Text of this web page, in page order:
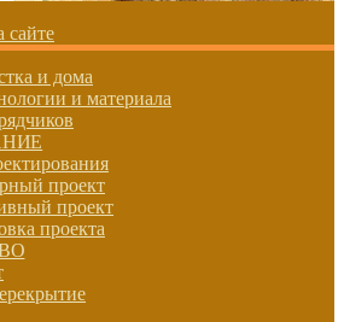
сайте
и дома
и материала
проект
проект
проекта